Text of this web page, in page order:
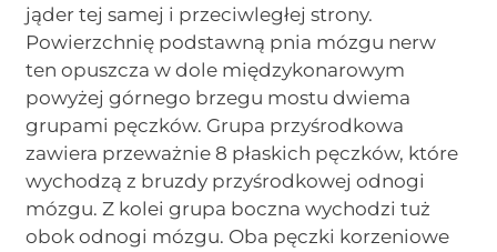
jąder tej samej i przeciwległej strony.
Powierzchnię podstawną pnia mózgu nerw
ten opuszcza w dole międzykonarowym
powyżej górnego brzegu mostu dwiema
grupami pęczków. Grupa przyśrodkowa
zawiera przeważnie 8 płaskich pęczków, które
wychodzą z bruzdy przyśrodkowej odnogi
mózgu. Z kolei grupa boczna wychodzi tuż
obok odnogi mózgu. Oba pęczki korzeniowe